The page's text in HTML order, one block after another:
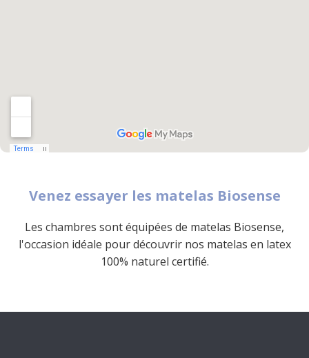
Venez essayer les matelas Biosense
Les chambres sont équipées de matelas Biosense,
l'occasion idéale pour découvrir nos matelas en latex
100% naturel certifié.